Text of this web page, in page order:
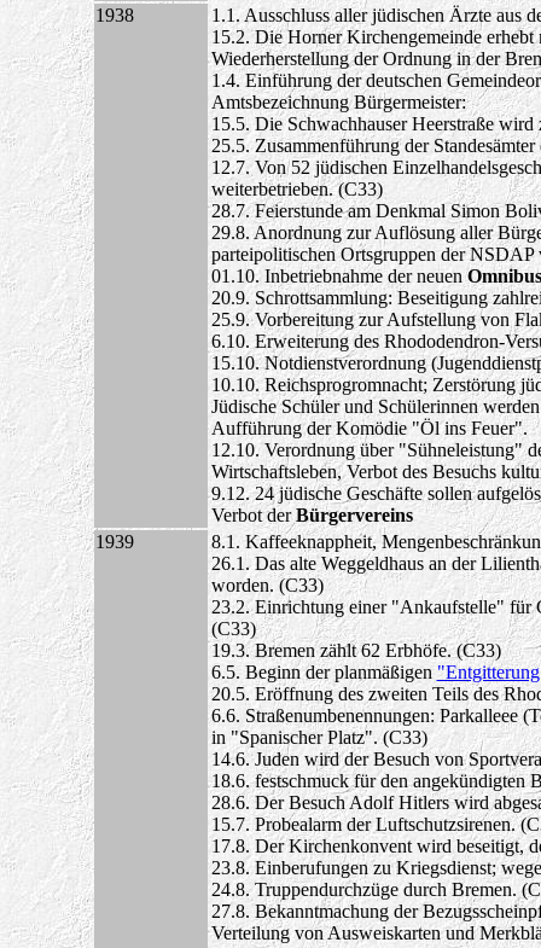
1938
1.1. Ausschluss aller jüdischen Ärzte aus
15.2. Die Horner Kirchengemeinde
Wiederherstellung der Ordnung in der
1.4. Einführung der deutschen
Amtsbezeichnung Bürgermeister:
15.5. Die Schwachhauser Heerstraße
25.5. Zusammenführung der
12.7. Von 52 jüdischen
weiterbetrieben. (C33)
28.7. Feierstunde am Denkmal Simon
29.8. Anordnung zur Auflösung aller
parteipolitischen Ortsgruppen der
01.10. Inbetriebnahme der neuen
20.9. Schrottsammlung: Beseitigung
25.9. Vorbereitung zur Aufstellung von
6.10. Erweiterung des Rhododendron-
15.10. Notdienstverordnung
10.10. Reichsprogromnacht; Zerstörung
Jüdische Schüler und Schülerinnen
Aufführung der Komödie "Öl ins Feuer".
12.10. Verordnung über "Sühneleistung"
Wirtschaftsleben, Verbot des Besuchs
9.12. 24 jüdische Geschäfte sollen
Verbot derBürgervereins
1939
8.1. Kaffeeknappheit,
26.1. Das alte Weggeldhaus an der
worden. (C33)
23.2. Einrichtung einer "Ankaufstelle" für
(C33)
19.3. Bremen zählt 62 Erbhöfe. (C33)
6.5. Beginn der planmäßigen
20.5. Eröffnung des zweiten Teils des
6.6. Straßenumbenennungen: Parkalleee
in "Spanischer Platz". (C33)
14.6. Juden wird der Besuch von
18.6. festschmuck für den
28.6. Der Besuch Adolf Hitlers wird
15.7. Probealarm der Luftschutzsirenen.
17.8. Der Kirchenkonvent wird beseitigt,
23.8. Einberufungen zu Kriegsdienst;
24.8. Truppendurchzüge durch Bremen.
27.8. Bekanntmachung der
Verteilung von Ausweiskarten und